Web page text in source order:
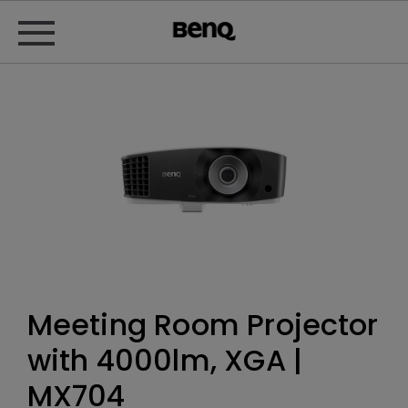
Meeting Room Projector
with 4000lm, XGA |
MX704